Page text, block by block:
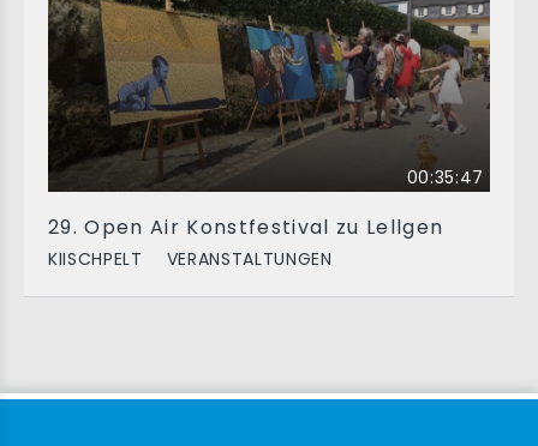
00:35:47
29. Open Air Konstfestival zu Lellgen
KIISCHPELT VERANSTALTUNGEN